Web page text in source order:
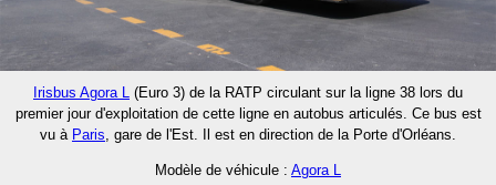
Irisbus Agora L (Euro 3) de la RATP circulant sur la ligne 38 lors du
premier jour d'exploitation de cette ligne en autobus articulés. Ce bus est
vu à Paris, gare de l'Est. Il est en direction de la Porte d'Orléans.
Modèle de véhicule : Agora L